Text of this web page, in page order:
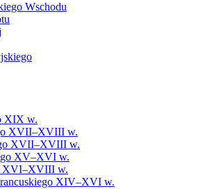
Wschodu
XIX w.
XVII–XVIII w.
XVII–XVIII w.
XV–XVI w.
XVI–XVIII w.
XIV–XVI w.